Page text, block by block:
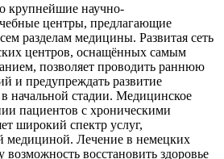
крупнейшие научно-
центры, предлагающие
разделам медицины. Развитая сеть
центров, оснащённых самым
позволяет проводить раннюю
и предупреждать развитие
начальной стадии. Медицинское
пациентов с хроническими
широкий спектр услуг,
медициной. Лечение в немецких
возможность восстановить здоровье